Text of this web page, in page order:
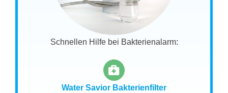
Schnellen Hilfe bei Bakterienalarm:
Water Savior Bakterienfilter